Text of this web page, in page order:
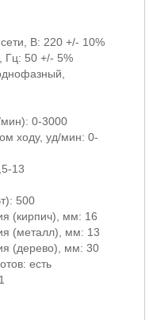
В: 220 +/- 10%
Гц: 50 +/- 5%
0-3000
ходу, уд/мин: 0-
13
500
(кирпич), мм: 16
(металл), мм: 13
(дерево), мм: 30
есть